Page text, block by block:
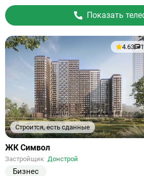
Показать
Строится, есть сданные
4.63
Ссылка
объект
ЖК Символ
Застройщик Донстрой
Бизнес